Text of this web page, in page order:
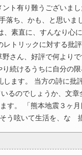
ト有り難うございまし
ち、かも、と思いま
素直に、すんなり心
レトリックに対する
さん、好評で何より
続けるうちに自分の
ます。 当方の詩に批
るのでしょうか、文章
。 「熊本地震３ヶ月
呟いて生活を、な 描